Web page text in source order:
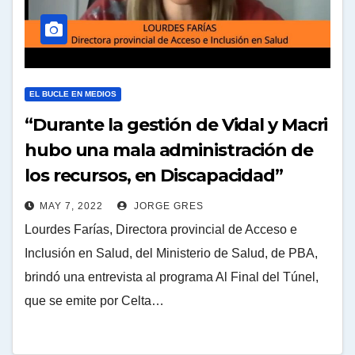
EL BUCLE EN MEDIOS
“Durante la gestión de Vidal y Macri
hubo una mala administración de
los recursos, en Discapacidad”
MAY 7, 2022 JORGE GRES
Lourdes Farías, Directora provincial de Acceso e
Inclusión en Salud, del Ministerio de Salud, de PBA,
brindó una entrevista al programa Al Final del Túnel,
que se emite por Celta…